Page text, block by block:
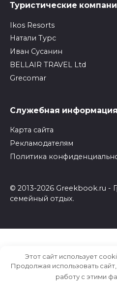
Туристические
Ikos Resorts
Натали Турс
Иван Сусанин
BELLAIR TRAVEL Ltd
Grecomar
Служебная информация
Карта сайта
Рекламодателям
Политика
© 2013-2026 Greekbook.ru -
семейный отдых.
Этот сайт использует
Продолжая использовать
работу с этими